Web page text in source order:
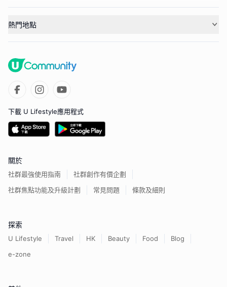
熱門地點
下載 U Lifestyle應用程式
關於
社群最強使用指南
社群創作有價企劃
社群焦點功能及升級計劃
常見問題 條款及細則
探索
U Lifestyle Travel HK Beauty Food
Blog
e-zone